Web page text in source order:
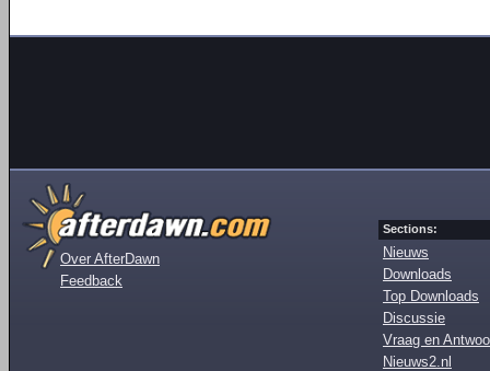
Over AfterDawn
Feedback
Sections:
Nieuws
Downloads
Top Downloads
Discussie
Vraag en
Nieuws2.nl